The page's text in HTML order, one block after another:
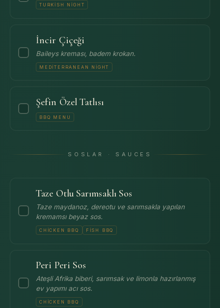
TURKISH NIGHT
İncir Çiçeği
Baileys kreması, badem krokan.
MEDITERRANEAN NIGHT
Şefin Özel Tatlısı
BBQ MENU
SOSLAR · SAUCES
Taze Otlu Sarımsaklı Sos
Taze maydanoz, dereotu ve sarımsakla yapılan
kremamsı beyaz sos.
CHICKEN BBQ FISH BBQ
Peri Peri Sos
Ateşli Afrika biberi, sarımsak ve limonla hazırlanmış
ev yapımı acı sos.
CHICKEN BBQ